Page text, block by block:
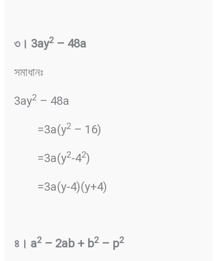
৩। 3ay2– 48a
সমাধানঃ
3ay2 – 48a
=3a(y2 – 16)
=3a(y2-42)
=3a(y-4)(y+4)
৪ । a2– 2ab + b2– p2